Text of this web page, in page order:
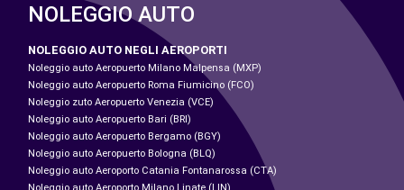
NOLEGGIO AUTO
NOLEGGIO AUTO NEGLI AEROPORTI
Noleggio auto Aeropuerto Milano Malpensa (MXP)
Noleggio auto Aeropuerto Roma Fiumicino (FCO)
Noleggio zuto Aeropuerto Venezia (VCE)
Noleggio auto Aeropuerto Bari (BRI)
Noleggio auto Aeropuerto Bergamo (BGY)
Noleggio auto Aeropuerto Bologna (BLQ)
Noleggio auto Aeroporto Catania Fontanarossa (CTA)
Noleggio auto Aeroporto Milano Linate (LIN)